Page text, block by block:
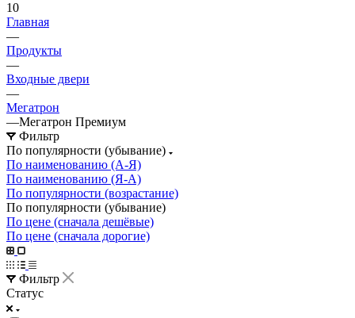
10
Главная
—
Продукты
—
Входные двери
—
Мегатрон
—Мегатрон Премиум
Фильтр
По популярности (убывание)
По наименованию (А-Я)
По наименованию (Я-А)
По популярности (возрастание)
По популярности (убывание)
По цене (сначала дешёвые)
По цене (сначала дорогие)
Фильтр
Статус